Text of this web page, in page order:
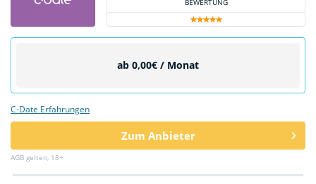
ab 0,00€ / Monat
C-Date Erfahrungen
Zum Anbieter
AGB gelten, 18+